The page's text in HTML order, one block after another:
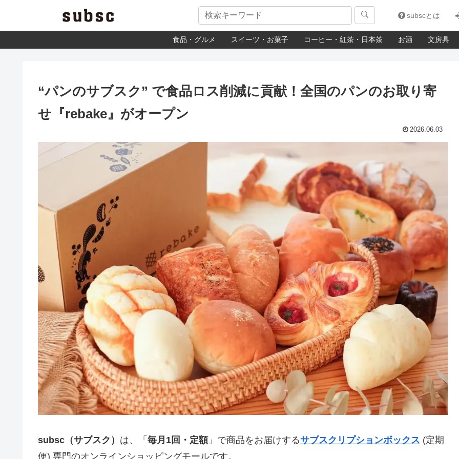
subscとは
食品・グルメ スイーツ・お菓子 コーヒー・紅茶・日本茶 お酒 文房具
“パンのサブスク” で食品ロス削減に貢献！全国のパンのお取り寄
せ『rebake』がオープン
2026.06.03
subsc（サブスク） は、「 毎月1回・定額」で商品をお届けするサブスクリプションボックス (定期
便) 専門のオンラインショッピングモールです。